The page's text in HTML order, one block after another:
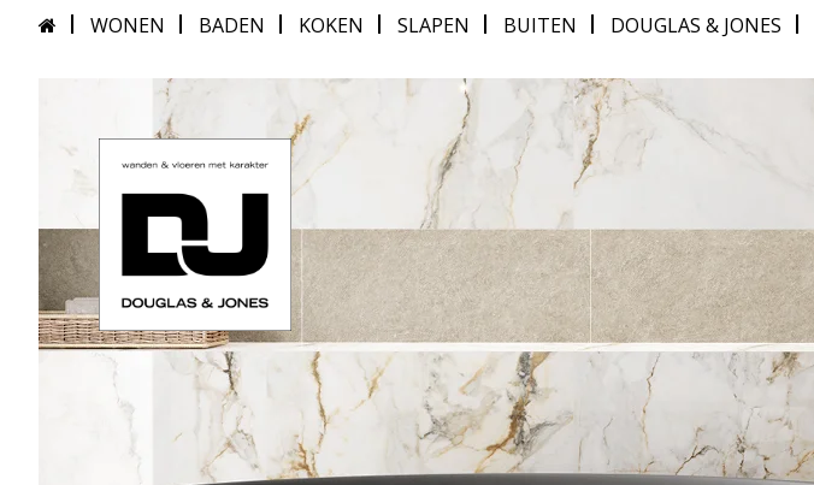
WONEN BADEN KOKEN SLAPEN BUITEN DOUGLAS & JONES